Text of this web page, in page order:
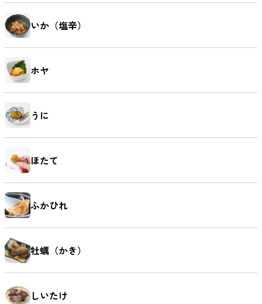
いか（塩辛）
ホヤ
うに
ほたて
ふかひれ
牡蠣（かき）
しいたけ